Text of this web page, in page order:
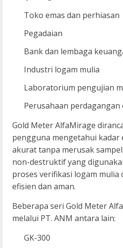
Toko emas dan perhiasan
Pegadaian
Bank dan lembaga
Industri logam mulia
Laboratorium pengujian
Perusahaan perdagangan
Gold Meter AlfaMirage
pengguna mengetahui kadar
akurat tanpa merusak
non-destruktif yang
proses verifikasi logam mulia
efisien dan aman.
Beberapa seri Gold Meter
melalui PT. ANM antara lain:
GK-300